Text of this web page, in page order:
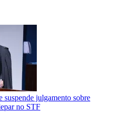
suspende julgamento sobre
no STF